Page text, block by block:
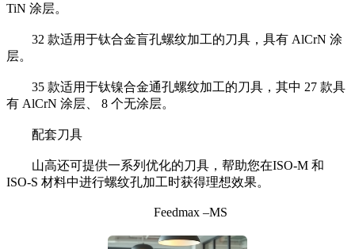
TiN 涂层。
32 款适用于钛合金盲孔螺纹加工的刀具，具有 AlCrN 涂
层。
35 款适用于钛镍合金通孔螺纹加工的刀具，其中 27 款具
有 AlCrN 涂层、 8 个无涂层。
配套刀具
山高还可提供一系列优化的刀具，帮助您在ISO-M 和
ISO-S 材料中进行螺纹孔加工时获得理想效果。
Feedmax –MS